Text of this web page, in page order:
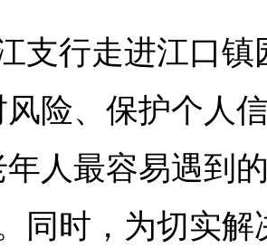
支行走进江口镇
风险、保护个人
年人最容易遇到
同时，为切实